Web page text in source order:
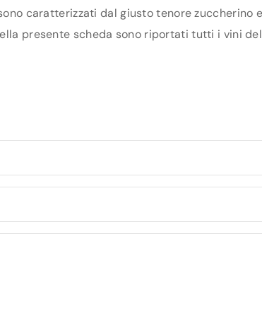
caratterizzati dal giusto tenore zuccherino
presente scheda sono riportati tutti i vini